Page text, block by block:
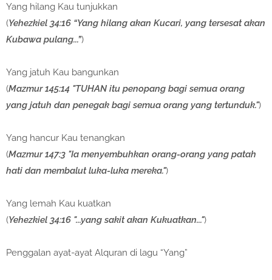
Yang hilang Kau tunjukkan
(Yehezkiel 34:16 “Yang hilang akan Kucari, yang tersesat akan
Kubawa pulang...”)
Yang jatuh Kau bangunkan
(Mazmur 145:14 "TUHAN itu penopang bagi semua orang
yang jatuh dan penegak bagi semua orang yang tertunduk.")
Yang hancur Kau tenangkan
(Mazmur 147:3 "Ia menyembuhkan orang-orang yang patah
hati dan membalut luka-luka mereka.")
Yang lemah Kau kuatkan
(Yehezkiel 34:16 "...yang sakit akan Kukuatkan...")
Penggalan ayat-ayat Alquran di lagu “Yang”